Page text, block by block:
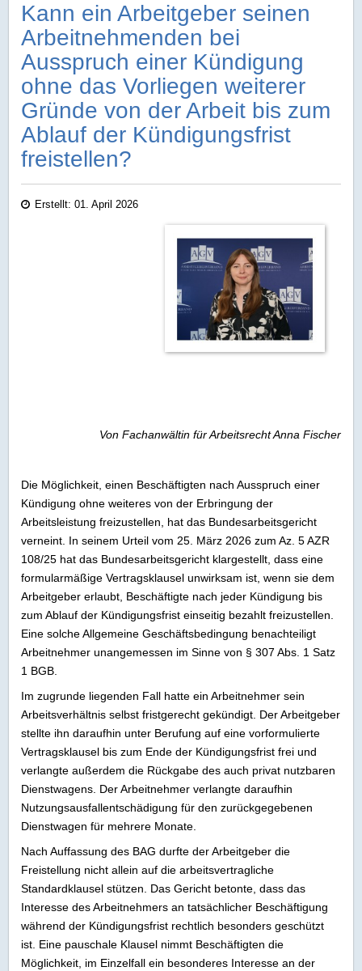
Kann ein Arbeitgeber seinen
Arbeitnehmenden bei
Ausspruch einer Kündigung
ohne das Vorliegen weiterer
Gründe von der Arbeit bis zum
Ablauf der Kündigungsfrist
freistellen?
Erstellt: 01. April 2026
Von Fachanwältin für Arbeitsrecht Anna Fischer
Die Möglichkeit, einen Beschäftigten nach Ausspruch einer
Kündigung ohne weiteres von der Erbringung der
Arbeitsleistung freizustellen, hat das Bundesarbeitsgericht
verneint. In seinem Urteil vom 25. März 2026 zum Az. 5 AZR
108/25 hat das Bundesarbeitsgericht klargestellt, dass eine
formularmäßige Vertragsklausel unwirksam ist, wenn sie dem
Arbeitgeber erlaubt, Beschäftigte nach jeder Kündigung bis
zum Ablauf der Kündigungsfrist einseitig bezahlt freizustellen.
Eine solche Allgemeine Geschäftsbedingung benachteiligt
Arbeitnehmer unangemessen im Sinne von § 307 Abs. 1 Satz
1 BGB.
Im zugrunde liegenden Fall hatte ein Arbeitnehmer sein
Arbeitsverhältnis selbst fristgerecht gekündigt. Der Arbeitgeber
stellte ihn daraufhin unter Berufung auf eine vorformulierte
Vertragsklausel bis zum Ende der Kündigungsfrist frei und
verlangte außerdem die Rückgabe des auch privat nutzbaren
Dienstwagens. Der Arbeitnehmer verlangte daraufhin
Nutzungsausfallentschädigung für den zurückgegebenen
Dienstwagen für mehrere Monate.
Nach Auffassung des BAG durfte der Arbeitgeber die
Freistellung nicht allein auf die arbeitsvertragliche
Standardklausel stützen. Das Gericht betonte, dass das
Interesse des Arbeitnehmers an tatsächlicher Beschäftigung
während der Kündigungsfrist rechtlich besonders geschützt
ist. Eine pauschale Klausel nimmt Beschäftigten die
Möglichkeit, im Einzelfall ein besonderes Interesse an der